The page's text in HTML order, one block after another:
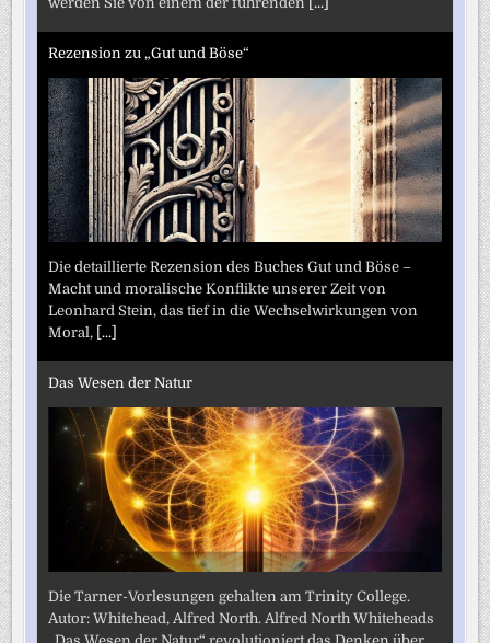
Rezension zu „Gut und Böse“
Die detaillierte Rezension des Buches Gut und Böse –
Macht und moralische Konflikte unserer Zeit von
Leonhard Stein, das tief in die Wechselwirkungen von
Moral, [...]
Das Wesen der Natur
Die Tarner-Vorlesungen gehalten am Trinity College.
Autor: Whitehead, Alfred North. Alfred North Whiteheads